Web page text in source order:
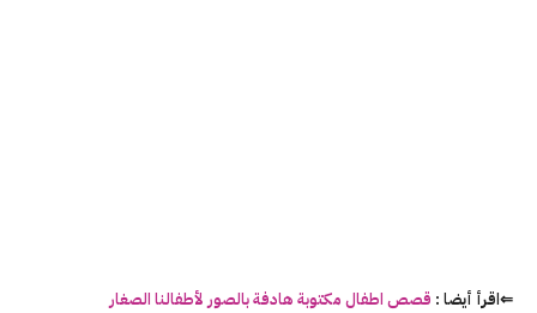
⇐اقرأ أيضا : قصص اطفال مكتوبة هادفة بالصور لأطفالنا الصغار